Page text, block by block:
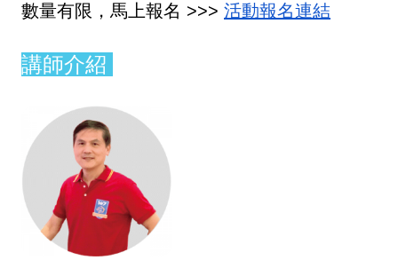
數量有限，馬上報名 >>> 活動報名連結
講師介紹